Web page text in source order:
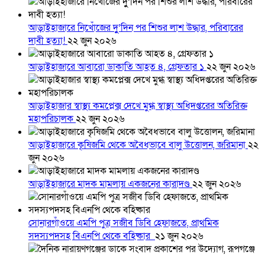
আড়াইহাজারে নিখোঁজের দুু’দিন পর শিশুর লাশ উদ্ধার, পরিবারের
দাবী হত্যা!২২ জুন ২০২৬
আড়াইহাজারে আবারো ডাকাতি আহত ৪, গ্রেফতার ১ ২২ জুন ২০২৬
আড়াইহাজার স্বাস্থ্য কমপ্লেক্স দেখে মুগ্ধ স্বাস্থ্য অধিদপ্তরের অতিরিক্ত
মহাপরিচালক২২ জুন ২০২৬
আড়াইহাজারে কৃষিজমি থেকে অবৈধভাবে বালু উত্তোলন, জরিমানা২২
জুন ২০২৬
আড়াইহাজারে মাদক মামলায় একজনের কারাদণ্ড২২ জুন ২০২৬
সোনারগাঁওয়ে এমপি পুত্র সজীব ডিবি হেফাজতে, প্রাথমিক
সদস্যপদসহ বিএনপি থেকে বহিষ্কার ২১ জুন ২০২৬